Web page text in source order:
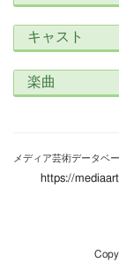
キャスト
楽曲
メディア芸術データベ
https://